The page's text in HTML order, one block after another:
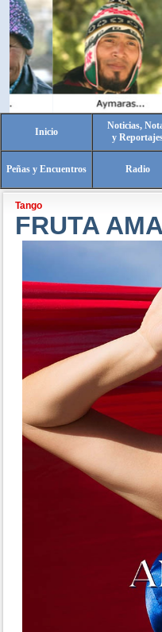
Inicio
Noticias,
y
Peñas y Encuentros Radio
Tango
FRUTA